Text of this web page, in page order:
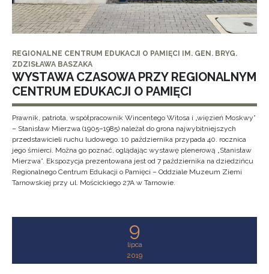
REGIONALNE CENTRUM EDUKACJI O PAMIĘCI IM. GEN. BRYG.
ZDZISŁAWA BASZAKA
WYSTAWA CZASOWA PRZY REGIONALNYM
CENTRUM EDUKACJI O PAMIĘCI
Prawnik, patriota, współpracownik Wincentego Witosa i „więzień Moskwy”
– Stanisław Mierzwa (1905–1985) należał do grona najwybitniejszych
przedstawicieli ruchu ludowego. 10 października przypada 40. rocznica
jego śmierci. Można go poznać, oglądając wystawę plenerową „Stanisław
Mierzwa”. Ekspozycja prezentowana jest od 7 października na dziedzińcu
Regionalnego Centrum Edukacji o Pamięci – Oddziale Muzeum Ziemi
Tarnowskiej przy ul. Mościckiego 27A w Tarnowie.
9
lipca
2019